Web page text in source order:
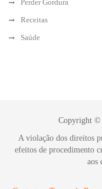
Perder Gordura
Receitas
Saúde
Copyright
A violação dos direitos
efeitos de procedimento
aos